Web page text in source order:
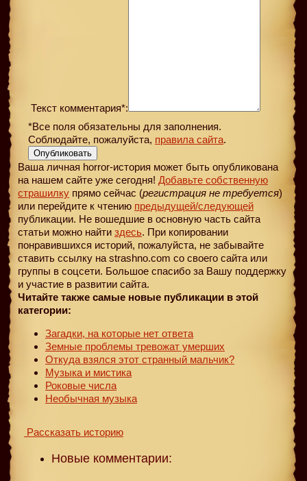
Текст комментария*:
*Все поля обязательны для заполнения.
Соблюдайте, пожалуйста, правила сайта.
Опубликовать
Ваша личная horror-история может быть опубликована
на нашем сайте уже сегодня! Добавьте собственную
страшилку прямо сейчас (регистрация не требуется)
или перейдите к чтению предыдущей/следующей
публикации. Не вошедшие в основную часть сайта
статьи можно найти здесь. При копировании
понравившихся историй, пожалуйста, не забывайте
ставить ссылку на strashno.com со своего сайта или
группы в соцсети. Большое спасибо за Вашу поддержку
и участие в развитии сайта.
Читайте также самые новые публикации в этой
категории:
Загадки, на которые нет ответа
Земные проблемы тревожат умерших
Откуда взялся этот странный мальчик?
Музыка и мистика
Роковые числа
Необычная музыка
Рассказать историю
Новые комментарии: